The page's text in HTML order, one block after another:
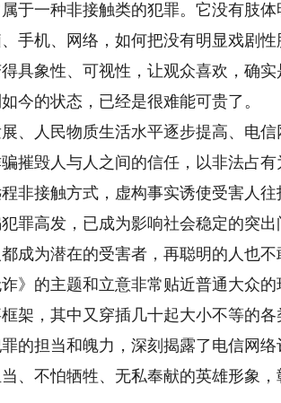
一种非接触类的犯罪。它没有肢体
手机、网络，如何把没有明显戏剧
具象性、可视性，让观众喜欢，确实
今的状态，已经是很难能可贵了。
人民物质生活水平逐步提高、电信
摧毁人与人之间的信任，以非法占
非接触方式，虚构事实诱使受害人
罪高发，已成为影响社会稳定的突
成为潜在的受害者，再聪明的人也
》的主题和立意非常贴近普通大众
架，其中又穿插几十起大小不等的
的担当和魄力，深刻揭露了电信网
、不怕牺牲、无私奉献的英雄形象